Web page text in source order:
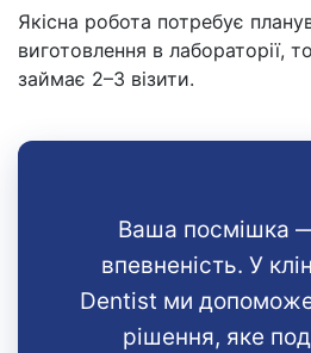
Якісна робота потребує
виготовлення в лабораторії,
займає 2–3 візити.
Ваша посмішка
впевненість. У
Dentist ми
рішення, яке